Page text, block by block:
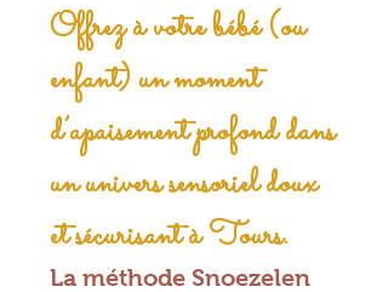
Offrez à votre bébé (ou
enfant) un moment
d’apaisement profond dans
un univers sensoriel doux
et sécurisant à Tours.
La méthode Snoezelen